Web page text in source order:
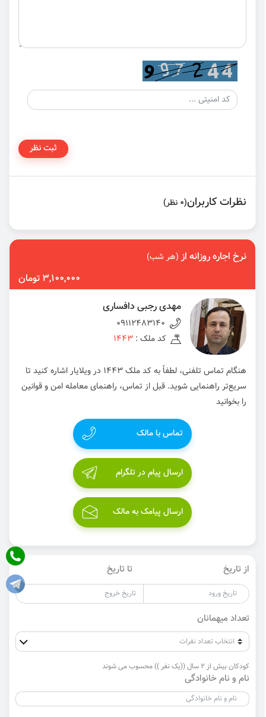
ثبت نظر
نظرات کاربران(0 نظر)
نرخ اجاره روزانه از(هر شب)
3,100,000 تومان
مهدی رجبی دافساری
09112483140
کد ملک : 1443
هنگام تماس تلفنی، لطفاً به کد ملک 1443 در ویلایار اشاره کنید تا
سریع‌تر راهنمایی شوید. قبل از تماس، راهنمای معامله امن و قوانین
را بخوانید
تماس با مالک
ارسال پیام در تلگرام
ارسال پیامک به مالک
از تاریخ تا تاریخ
تعداد میهمانان
کودکان بیش از 2 سال ((یک نفر )) محسوب می شوند
نام و نام خانوادگی